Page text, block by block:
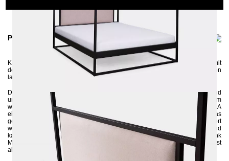
Produktinformationen
Komfortabel, solide, elegant. Uns gefällt vor allem das hohe Kopfteil mit
den weichen Stoff – perfekt für das entspannte Frühstück im Bett oder für den
langen Leseabend mit hinreisender Lektüre.
Das Himmelbett MOLIS wird aus Profilen 3x3 cm gefertigt und anschließend
umweltschonend pulverbeschichtet. Das hohe Kopfteil, das mit einem
weichen und angenehmen Stoff gepolstert wird, macht aus Modell SIDERA
ein komplett neues Bett, für alle die es sehr gemütlich haben möchten. Das
gepolsterte Kopfteil kann abgenommen und falls nötig neu gepolstert
werden. Das stabile und robuste Bettgestell wird zerlegt geliefert und
kann
ohne großes handwerkliches Wissen zusammengebaut werden. Dank
Mitteltraverse mit Stützfuß haben Sie die Möglichkeit sowohl einen Lattenrost
als auch zwei Lattenroste reinzulegen.